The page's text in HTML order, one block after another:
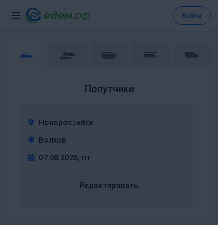
Войти
Попутчики
Новороссийск
Волхов
07.08.2026, пт
Редактировать